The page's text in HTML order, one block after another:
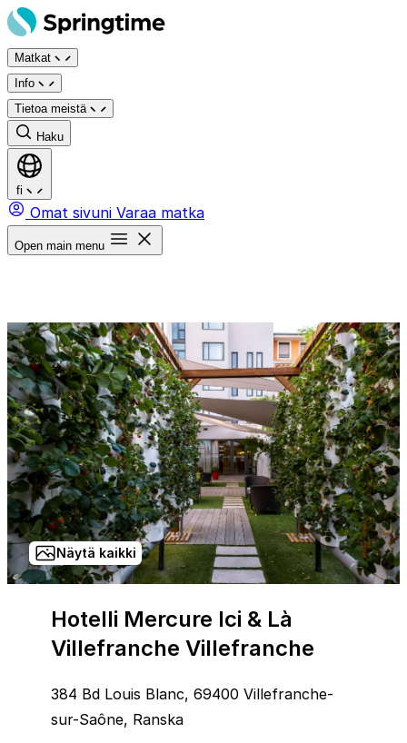
Siirry
sisältöön
Matkat
Info
Tietoa meistä
Haku
fi
Omat sivuni Varaa matka
Open main menu
Näytä kaikki
Hotelli Mercure Ici & Là
Villefranche Villefranche
384 Bd Louis Blanc, 69400 Villefranche-
sur-Saône, Ranska